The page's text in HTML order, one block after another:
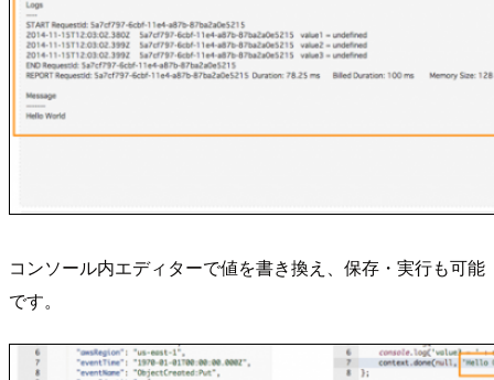
コンソール内エディターで値を書き換え、保存・実行も可能
です。